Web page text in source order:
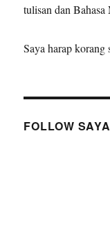
tulisan dan Bahasa
Saya harap korang
FOLLOW